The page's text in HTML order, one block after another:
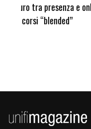
Laureata Unifi
del Premio